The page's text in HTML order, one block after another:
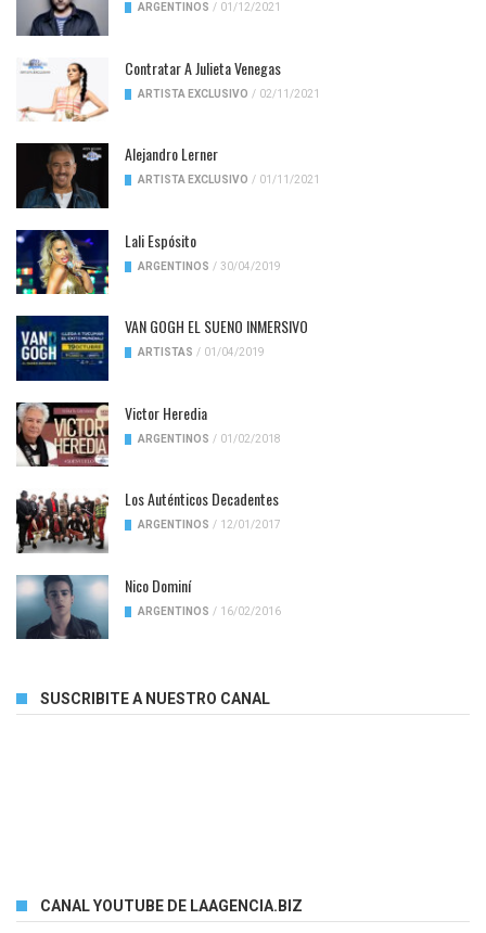
ARGENTINOS / 01/12/2021
Contratar A Julieta Venegas
ARTISTA EXCLUSIVO / 02/11/2021
Alejandro Lerner
ARTISTA EXCLUSIVO / 01/11/2021
Lali Espósito
ARGENTINOS / 30/04/2019
VAN GOGH EL SUENO INMERSIVO
ARTISTAS / 01/04/2019
Victor Heredia
ARGENTINOS / 01/02/2018
Los Auténticos Decadentes
ARGENTINOS / 12/01/2017
Nico Dominí
ARGENTINOS / 16/02/2016
SUSCRIBITE A NUESTRO CANAL
CANAL YOUTUBE DE LAAGENCIA.BIZ